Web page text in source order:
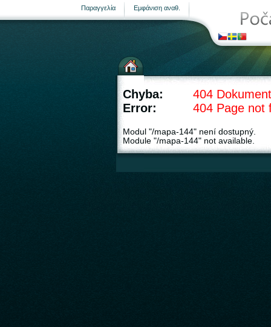
Εμφάνιση αναθ.
Παραγγελία
σελίδα
Chyba:
404
Error:
404 Page not
Modul "/mapa-144" není dostupný.
Module "/mapa-144" not available.